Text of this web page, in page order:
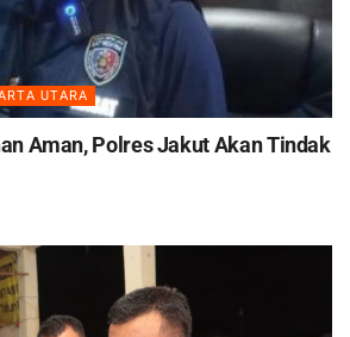
UTARA
Aman, Polres Jakut Akan Tindak